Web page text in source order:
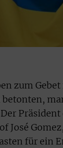
zum
José
für ein